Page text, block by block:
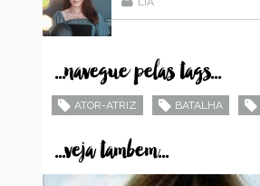
...navegue pelas tags...
ATOR-ATRIZ BATALHA
...veja tambem...